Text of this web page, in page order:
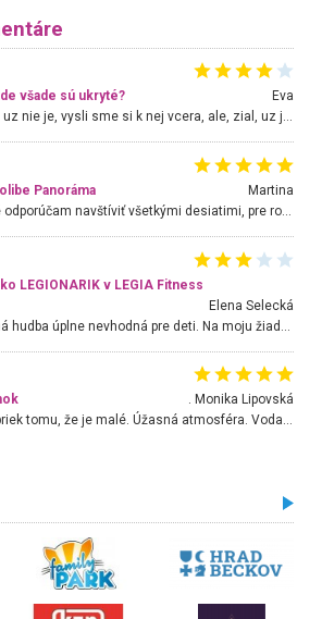
všade sú ukryté?
Eva
Hojdacka v Krpelanoch uz nie je, vysli sme si k nej vcera, ale, zial, uz je znicena. Ak sem planujete cestu len kvoli hojdacke, mozete si ju usetrit. Krasny vyhlad je tu vsak aj bez hojdacky :-)
Panoráma
Martina
Nádherné miesto ktoré odporúčam navštíviť všetkými desiatimi, pre rodiny s deťmi, dôchodcom... Proste a jednoducho ozaj rozprávkový les.. určite ešte prídeme. Odniesli sme si na pamiatku krásne tričká,
LEGIONARIK v LEGIA Fitness
Elena Selecká
. Monika Lipovská
Úžasné prostredie, napriek tomu, že je malé. Úžasná atmosféra. Voda fantastická a nádherná. Ľudí je pomerne veľa, ale su mili a ohľaduplní. Je veľmi zaujímavé sledovať, ako dokážu spolu športovať cudzí ľudia a bez ohľadu na vek. Vládne tu pohoda. Vnuka neviem dostať z vody. Ďakujem za krásny deň . Urcite sa sem vrátim. Jediný problém je s parkovaním, ale aj ten sa mi podarilo vyriešiť. Monika Bratislava